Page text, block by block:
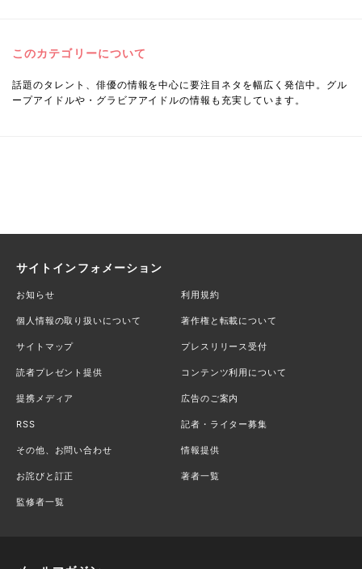
このカテゴリーについて
話題のタレント、俳優の情報を中心に要注目ネタを幅広く発信中。グル
ープアイドルや・グラビアアイドルの情報も充実しています。
サイトインフォメーション
お知らせ 利用規約
個人情報の取り扱いについて 著作権と転載について
サイトマップ プレスリリース受付
読者プレゼント提供 コンテンツ利用について
提携メディア 広告のご案内
RSS 記者・ライター募集
その他、お問い合わせ 情報提供
お詫びと訂正 著者一覧
監修者一覧